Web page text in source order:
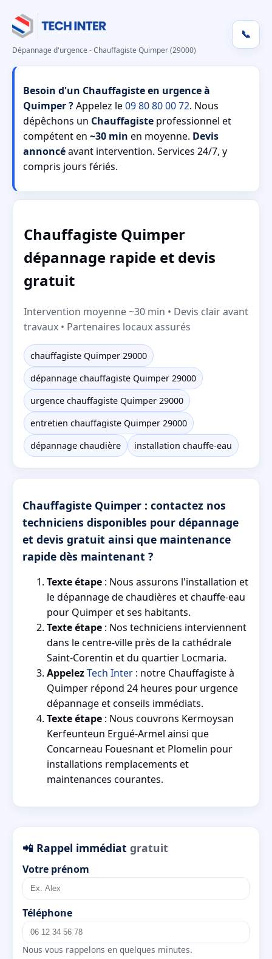
Dépannage d'urgence - Chauffagiste Quimper (29000)
📞
Besoin d'un Chauffagiste en urgence à
Quimper ?Appelez le09 80 80 00 72. Nous
dépêchons un Chauffagiste professionnel et
compétent en ~30 min en moyenne. Devis
annoncéavant intervention. Services 24/7, y
compris jours fériés.
Chauffagiste Quimper
dépannage rapide et devis
gratuit
Intervention moyenne ~30 min • Devis clair avant
travaux • Partenaires locaux assurés
chauffagiste Quimper 29000
dépannage chauffagiste Quimper 29000
urgence chauffagiste Quimper 29000
entretien chauffagiste Quimper 29000
dépannage chaudière
installation chauffe-eau
Chauffagiste Quimper : contactez nos
techniciens disponibles pour dépannage
et devis gratuit ainsi que maintenance
rapide dès maintenant ?
Texte étape : Nous assurons l'installation et
le dépannage de chaudières et chauffe-eau
pour Quimper et ses habitants.
Texte étape : Nos techniciens interviennent
dans le centre-ville près de la cathédrale
Saint-Corentin et du quartier Locmaria.
AppelezTech Inter : notre Chauffagiste à
Quimper répond 24 heures pour urgence
dépannage et conseils immédiats.
Texte étape : Nous couvrons Kermoysan
Kerfeunteun Ergué-Armel ainsi que
Concarneau Fouesnant et Plomelin pour
installations remplacements et
maintenances courantes.
📲 Rappel immédiat gratuit
Votre prénom
Téléphone
Nous vous rappelons en quelques minutes.